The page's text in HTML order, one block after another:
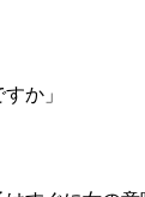
か」